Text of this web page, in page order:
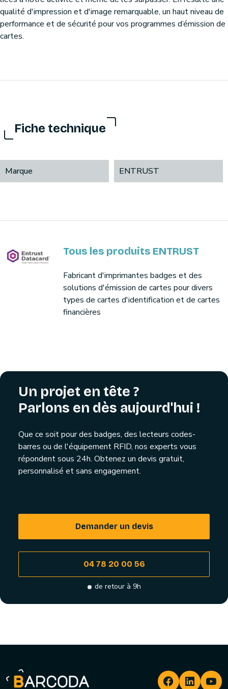
qualité d'impression et d'image remarquable, un haut niveau de
performance et de sécurité pour vos programmes d’émission de
cartes.
Fiche technique
Marque ENTRUST
Tous les produits ENTRUST
Fabricant d'imprimantes badges et des
solutions d'émission de cartes pour divers
types de cartes d'identification et de cartes
financières
Un projet en tête ?
Parlons en dès aujourd'hui !
Que ce soit pour des badges, des lecteurs codes-
barres ou de l'équipement RFID, nos experts vous
répondent sous 24h. Obtenez un devis gratuit,
personnalisé et sans engagement.
Demander un devis
04 78 20 00 56
de retour à 9h